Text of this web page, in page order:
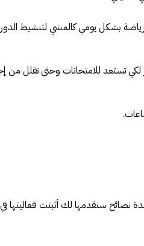
بشكل يومي كالمشي لتنشيط
تستعد للامتحانات وحتى تقلل من
نصائح سنقدمها لك أثبتت فعاليتها في